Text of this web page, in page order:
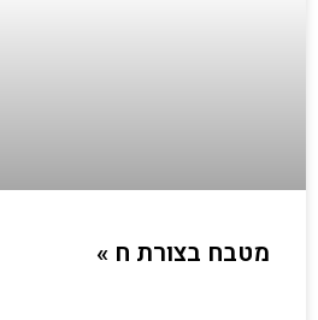
מטבח בצורת ח »